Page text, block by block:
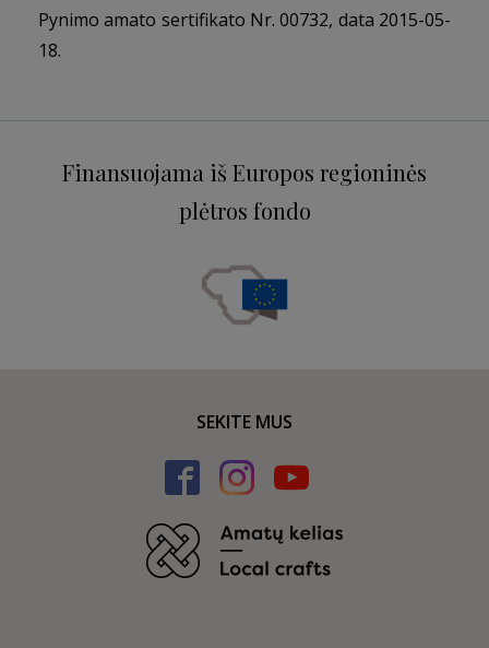
Pynimo amato sertifikato Nr. 00732, data 2015-05-
18.
Finansuojama iš Europos regioninės
plėtros fondo
SEKITE MUS